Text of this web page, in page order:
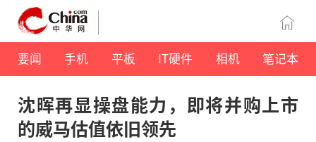
要闻 手机 平板 IT硬件 相机 笔记本
沈晖再显操盘能力，即将并购上市
的威马估值依旧领先